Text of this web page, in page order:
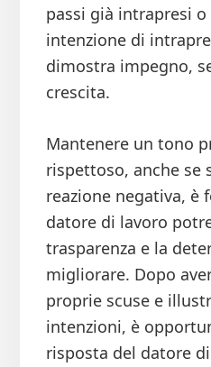
passi già intrapresi o
intenzione di
dimostra impegno,
crescita.
Mantenere un tono
rispettoso, anche se
reazione negativa, è
datore di lavoro
trasparenza e la
migliorare. Dopo
proprie scuse e
intenzioni, è
risposta del datore